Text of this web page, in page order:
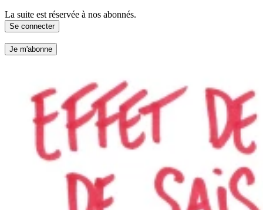
La suite est réservée à nos abonnés.
Se connecter
Je m'abonne